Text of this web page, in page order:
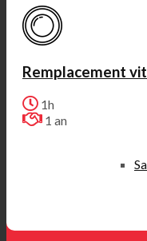
Remplacement
1h
1 an